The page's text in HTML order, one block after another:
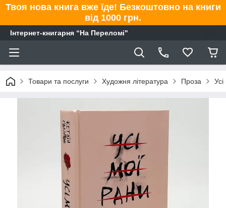
Твоя нова книга вже їде! Безкоштовно на книги
від 1000 грн.
Інтернет-книгарня “На Переломі"
Товари та послуги Художня література Проза